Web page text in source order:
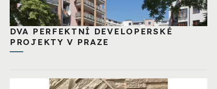
DVA PERFEKTNÍ DEVELOPERSKÉ
PROJEKTY V PRAZE